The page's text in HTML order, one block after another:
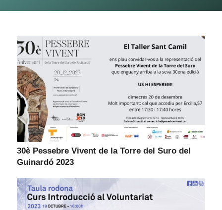
30è Pessebre Vivent de la Torre del Suro del
Guinardó 2023